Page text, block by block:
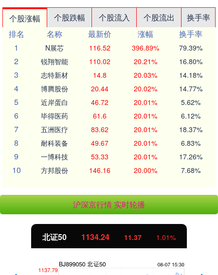
个股涨幅 个股跌幅 个股流入 个股流出
换手率
排名
名称 最新价 涨幅
换手率
1
N展芯 116.52 396.89% 79.39%
2 锐翔智能 110.02 20.21% 16.80%
3 志特新材 14.8 20.03% 14.18%
4 博腾股份 20.44 20.02% 14.77%
5 近岸蛋白 46.72 20.01% 5.62%
6 毕得医药 61.6 20.01% 6.12%
7 五洲医疗 83.62 20.01% 18.37%
8 耐科装备 49.67 20.01% 6.83%
9 一博科技 53.33 20.01% 17.26%
10 方邦股份 146.16 20.00% 7.68%
沪深京行情 实时轮播
北证50 1134.24 11.37 1.01%